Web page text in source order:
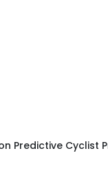
Predictive Cyclist